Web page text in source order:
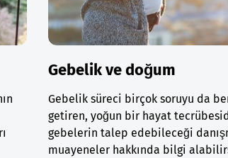
Gebelik ve doğum
Gebelik süreci birçok soruyu da
getiren, yoğun bir hayat
gebelerin talep edebileceği
muayeneler hakkında bilgi